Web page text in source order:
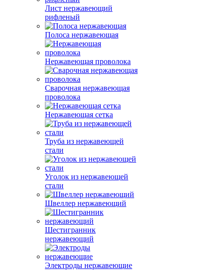
Лист нержавеющий
рифленый
Полоса нержавеющая
Нержавеющая проволока
Сварочная нержавеющая
проволока
Нержавеющая сетка
Труба из нержавеющей
стали
Уголок из нержавеющей
стали
Швеллер нержавеющий
Шестигранник
нержавеющий
Электроды нержавеющие